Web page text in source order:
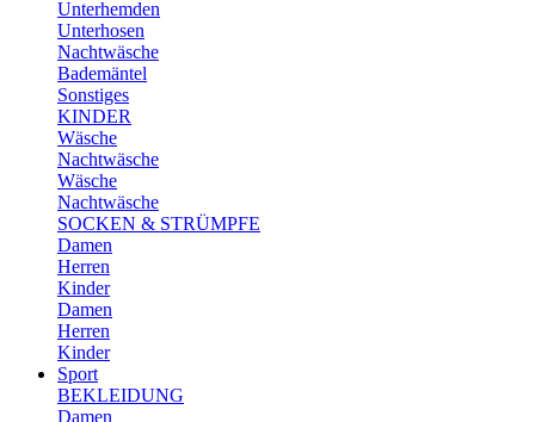
Unterhemden
Unterhosen
Nachtwäsche
Bademäntel
Sonstiges
KINDER
Wäsche
Nachtwäsche
Wäsche
Nachtwäsche
SOCKEN & STRÜMPFE
Damen
Herren
Kinder
Damen
Herren
Kinder
Sport
BEKLEIDUNG
Damen